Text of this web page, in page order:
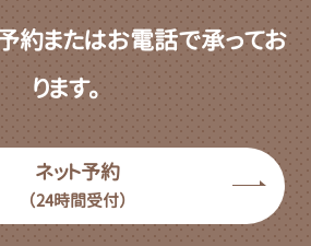
約またはお電話で承ってお
ります。
ネット予約
（24時間受付）